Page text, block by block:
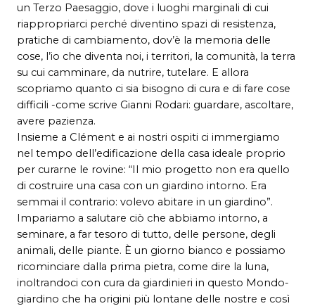
un Terzo Paesaggio, dove i luoghi marginali di cui
riappropriarci perché diventino spazi di resistenza,
pratiche di cambiamento, dov’è la memoria delle
cose, l’io che diventa noi, i territori, la comunità, la terra
su cui camminare, da nutrire, tutelare. E allora
scopriamo quanto ci sia bisogno di cura e di fare cose
difficili -come scrive Gianni Rodari: guardare, ascoltare,
avere pazienza.
Insieme a Clément e ai nostri ospiti ci immergiamo
nel tempo dell’edificazione della casa ideale proprio
per curarne le rovine: “Il mio progetto non era quello
di costruire una casa con un giardino intorno. Era
semmai il contrario: volevo abitare in un giardino”.
Impariamo a salutare ciò che abbiamo intorno, a
seminare, a far tesoro di tutto, delle persone, degli
animali, delle piante. È un giorno bianco e possiamo
ricominciare dalla prima pietra, come dire la luna,
inoltrandoci con cura da giardinieri in questo Mondo-
giardino che ha origini più lontane delle nostre e così